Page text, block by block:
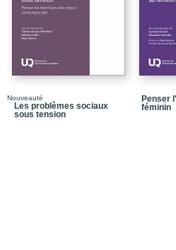
Nouveauté
Les problèmes sociaux
sous tension
Penser
féminin